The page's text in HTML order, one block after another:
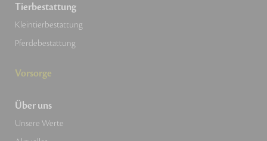
Tierbestattung
Kleintierbestattung
Pferdebestattung
Vorsorge
Über uns
Unsere Werte